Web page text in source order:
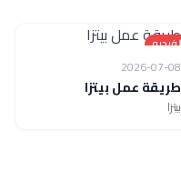
فيديو
2026-07-08
طريقة عمل بيتزا
بيتزا